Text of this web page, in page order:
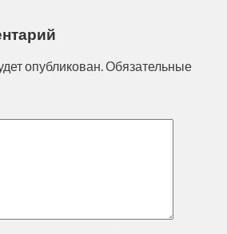
опубликован.Обязательные